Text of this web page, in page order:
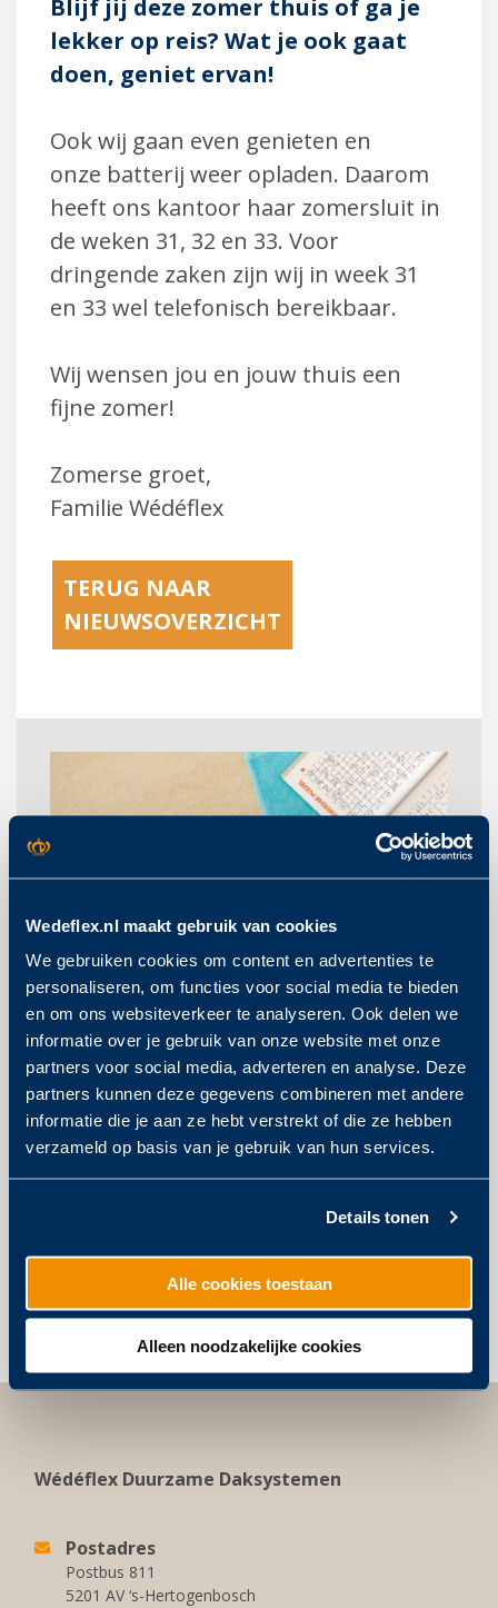
Wedeflex.nl maakt gebruik van cookies
We gebruiken cookies om content en advertenties te
personaliseren, om functies voor social media te bieden
en om ons websiteverkeer te analyseren. Ook delen we
informatie over je gebruik van onze website met onze
partners voor social media, adverteren en analyse. Deze
partners kunnen deze gegevens combineren met andere
informatie die je aan ze hebt verstrekt of die ze hebben
verzameld op basis van je gebruik van hun services.
Details tonen
Alle cookies toestaan
Alleen noodzakelijke cookies
Blijf jij deze zomer thuis of ga je
lekker op reis? Wat je ook gaat
doen, geniet ervan!
Ook wij gaan even genieten en
onze batterij weer opladen. Daarom
heeft ons kantoor haar zomersluit in
de weken 31, 32 en 33. Voor
dringende zaken zijn wij in week 31
en 33 wel telefonisch bereikbaar.
Wij wensen jou en jouw thuis een
fijne zomer!
Zomerse groet,
Familie Wédéflex
TERUG NAAR
NIEUWSOVERZICHT
Post
navigation
WÉDÉ-
BRAINERS
TE LIJF
MET
BLAUWE
EN
Wédéflex Duurzame Daksystemen
Postadres
Postbus 811
5201 AV ‘s-Hertogenbosch